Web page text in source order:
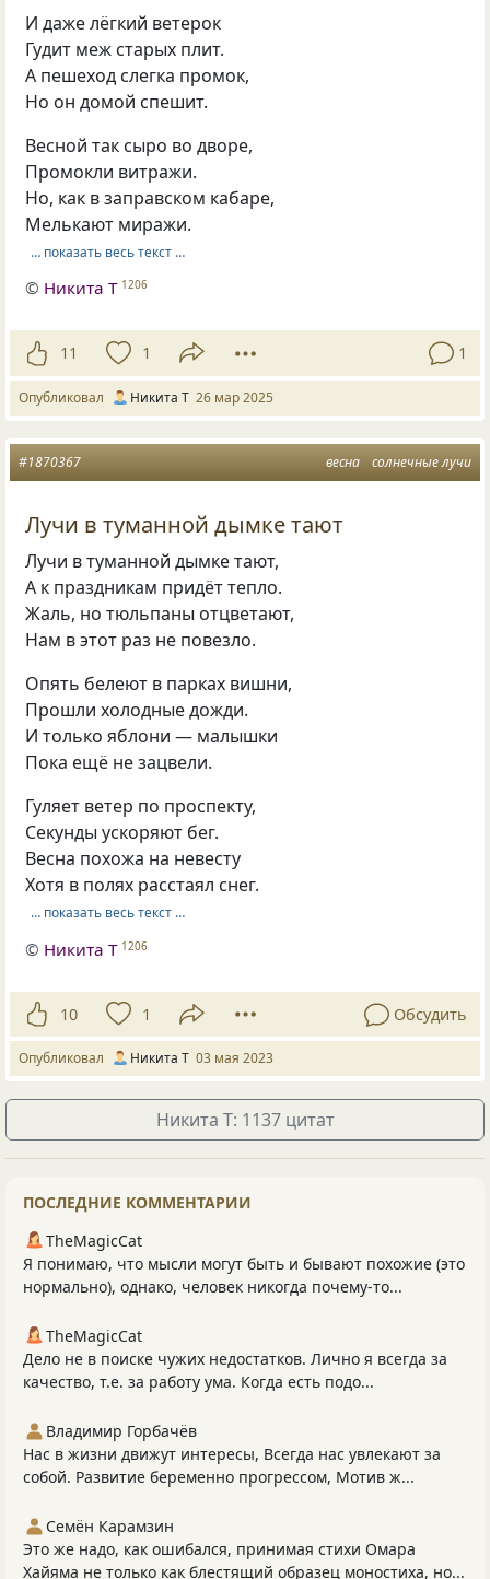
И даже лёгкий ветерок
Гудит меж старых плит.
А пешеход слегка промок,
Но он домой спешит.
Весной так сыро во дворе,
Промокли витражи.
Но, как в заправском кабаре,
Мелькают миражи.
… показать весь текст …
© Никита Т 1206
11 1 1
Опубликовал Никита Т 26 мар 2025
весна солнечные лучи
#1870367
Лучи в туманной дымке тают
Лучи в туманной дымке тают,
А к праздникам придёт тепло.
Жаль, но тюльпаны отцветают,
Нам в этот раз не повезло.
Опять белеют в парках вишни,
Прошли холодные дожди.
И только яблони — малышки
Пока ещё не зацвели.
Гуляет ветер по проспекту,
Секунды ускоряют бег.
Весна похожа на невесту
Хотя в полях расстаял снег.
… показать весь текст …
© Никита Т 1206
10 1 Обсудить
Опубликовал Никита Т 03 мая 2023
Никита Т: 1137 цитат
ПОСЛЕДНИЕ КОММЕНТАРИИ
TheMagicCat
Я понимаю, что мысли могут быть и бывают похожие (это
нормально), однако, человек никогда почему-то...
TheMagicCat
Дело не в поиске чужих недостатков. Лично я всегда за
качество, т.е. за работу ума. Когда есть подо...
Владимир Горбачёв
Нас в жизни движут интересы, Всегда нас увлекают за
собой. Развитие беременно прогрессом, Мотив ж...
Семён Карамзин
Это же надо, как ошибался, принимая стихи Омара
Хайяма не только как блестящий образец моностиха, но...